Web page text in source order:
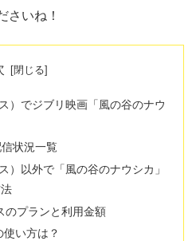
さいね！
）でジブリ映画「風の谷のナウ
状況一覧
）以外で「風の谷のナウシカ」
のプランと利用金額
使い方は？